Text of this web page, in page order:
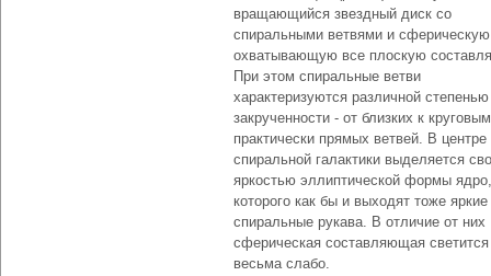
вращающийся звездный диск со
спиральными ветвями и
охватывающую все плоскую
При этом спиральные ветви
характеризуются различной степенью
закрученности - от близких к
практически прямых ветвей. В центре
спиральной галактики выделяется
яркостью эллиптической формы
которого как бы и выходят тоже яркие
спиральные рукава. В отличие от них
сферическая составляющая светится
весьма слабо.